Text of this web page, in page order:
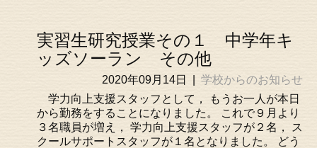
実習生研究授業その１ 中学年キ
ッズソーラン その他
2020年09月14日
学校からのお知らせ
学力向上支援スタッフとして， もうお一人が本日
から勤務をすることになりました。 これで９月より
３名職員が増え， 学力向上支援スタッフが２名， ス
クールサポートスタッフが１名となりました。 どう